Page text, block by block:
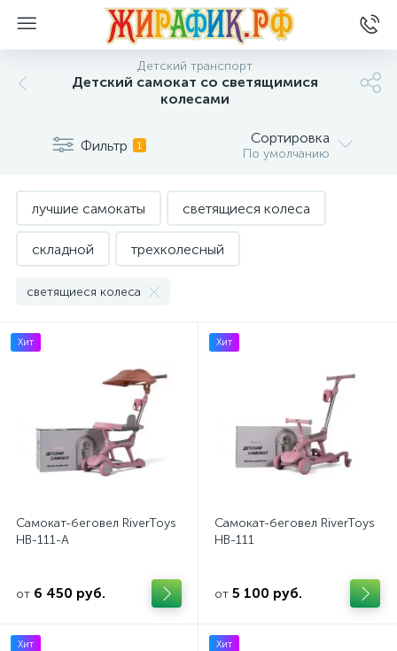
Детский транспорт
Детский самокат со светящимися
колесами
Фильтр 1 Сортировка
По умолчанию
лучшие самокаты светящиеся колеса
складной трехколесный
светящиеся колеса
Хит
Самокат-беговел RiverToys
HB-111-A
от 6 450 руб.
Хит
Самокат-беговел RiverToys
HB-111
от 5 100 руб.
Хит Хит